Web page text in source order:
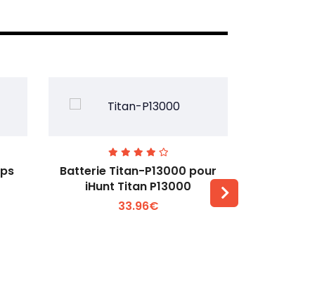
Voir plus +
Batterie Titan-P13000 pour
iHunt Titan P13000
33.96€